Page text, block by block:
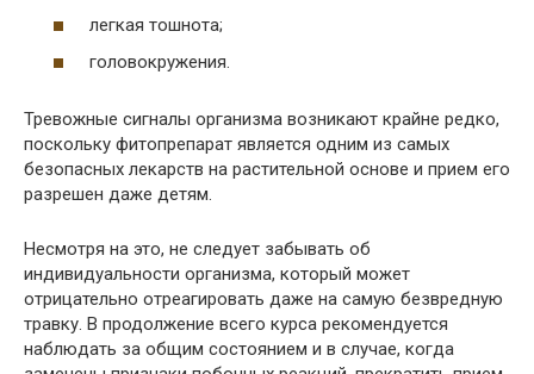
легкая тошнота;
головокружения.
Тревожные сигналы организма возникают крайне редко,
поскольку фитопрепарат является одним из самых
безопасных лекарств на растительной основе и прием его
разрешен даже детям.
Несмотря на это, не следует забывать об
индивидуальности организма, который может
отрицательно отреагировать даже на самую безвредную
травку. В продолжение всего курса рекомендуется
наблюдать за общим состоянием и в случае, когда